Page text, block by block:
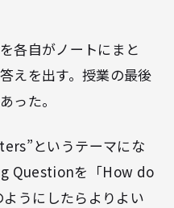
各自がノートにまと
えを出す。授業の最後
った。
というテーマにな
Questionを「How do
うにしたらよりよい